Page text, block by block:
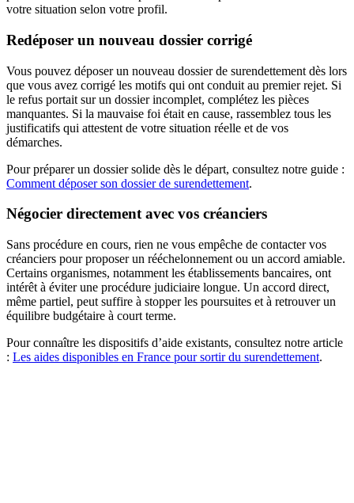
votre situation selon votre profil.
Redéposer un nouveau dossier corrigé
Vous pouvez déposer un nouveau dossier de surendettement dès lors
que vous avez corrigé les motifs qui ont conduit au premier rejet. Si
le refus portait sur un dossier incomplet, complétez les pièces
manquantes. Si la mauvaise foi était en cause, rassemblez tous les
justificatifs qui attestent de votre situation réelle et de vos
démarches.
Pour préparer un dossier solide dès le départ, consultez notre guide :
Comment déposer son dossier de surendettement.
Négocier directement avec vos créanciers
Sans procédure en cours, rien ne vous empêche de contacter vos
créanciers pour proposer un rééchelonnement ou un accord amiable.
Certains organismes, notamment les établissements bancaires, ont
intérêt à éviter une procédure judiciaire longue. Un accord direct,
même partiel, peut suffire à stopper les poursuites et à retrouver un
équilibre budgétaire à court terme.
Pour connaître les dispositifs d’aide existants, consultez notre article
: Les aides disponibles en France pour sortir du surendettement.